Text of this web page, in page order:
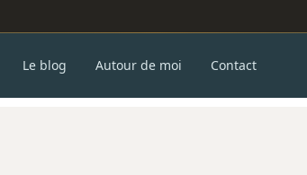
Le blog Autour de moi Contact